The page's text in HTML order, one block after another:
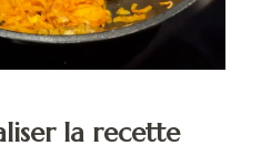
la recette